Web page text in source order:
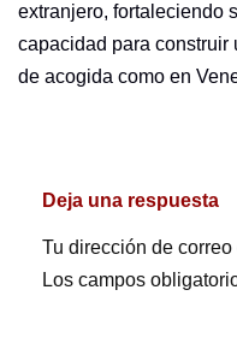
extranjero, fortaleciendo
capacidad para construir
de acogida como en
Deja una respuesta
Tu dirección de
Los campos